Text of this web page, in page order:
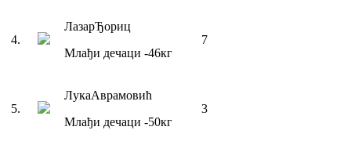
4.
ЛазарЂориц
Млађи дечаци -46кг
7
5.
ЛукаАврамовић
Млађи дечаци -50кг
3